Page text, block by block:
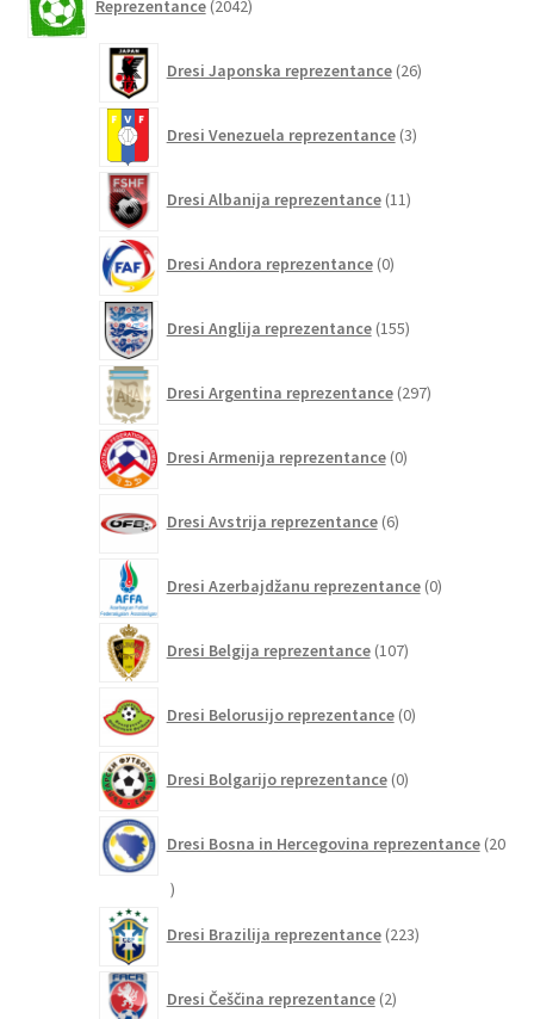
Reprezentance 2042izdelkov
Dresi Japonska reprezentance 26izdelkov
Dresi Venezuela reprezentance 3izdelki
Dresi Albanija reprezentance 11izdelkov
Dresi Andora reprezentance 0izdelkov
Dresi Anglija reprezentance 155izdelkov
Dresi Argentina reprezentance 297izdelkov
Dresi Armenija reprezentance 0izdelkov
Dresi Avstrija reprezentance 6izdelkov
Dresi Azerbajdžanu reprezentance 0izdelkov
Dresi Belgija reprezentance 107izdelkov
Dresi Belorusijo reprezentance 0izdelkov
Dresi Bolgarijo reprezentance 0izdelkov
Dresi Bosna in Hercegovina reprezentance 20
20
Dresi Brazilija reprezentance 223izdelkov
Dresi Češčina reprezentance 2izdelka